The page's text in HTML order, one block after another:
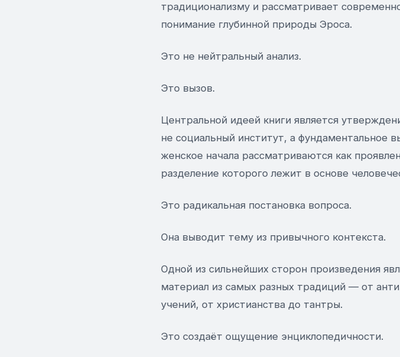
традиционализму и рассматривает
понимание глубинной природы Эроса.
Это не нейтральный анализ.
Это вызов.
Центральной идеей книги является
не социальный институт, а фундаментальное
женское начала рассматриваются как
разделение которого лежит в основе
Это радикальная постановка вопроса.
Она выводит тему из привычного контекста.
Одной из сильнейших сторон произведения
материал из самых разных традиций — от
учений, от христианства до тантры.
Это создаёт ощущение энциклопедичности.